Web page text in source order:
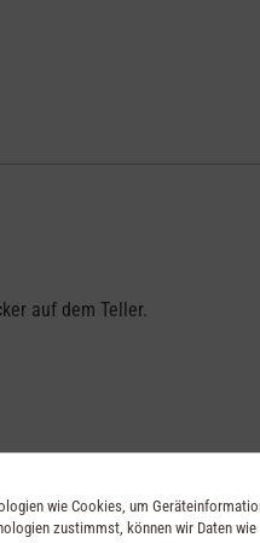
wie Cookies, um
zustimmst, können wir Daten wie
auf dem Teller.